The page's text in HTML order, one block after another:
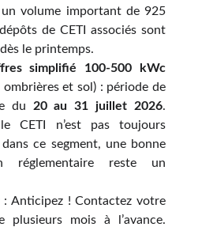
un volume important de 925
de CETI associés sont
le printemps.
simplifié 100-500 kWc
ombrières et sol) : période de
du 20 au 31 juillet 2026.
CETI n’est pas toujours
ce segment, une bonne
réglementaire reste un
: Anticipez ! Contactez votre
plusieurs mois à l’avance.